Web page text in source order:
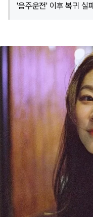
'음주운전' 이후 복귀 실